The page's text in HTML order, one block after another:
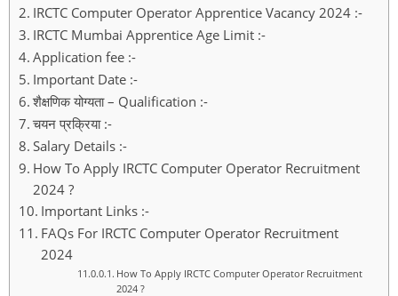
IRCTC Computer Operator Apprentice Vacancy 2024 :-
IRCTC Mumbai Apprentice Age Limit :-
Application fee :-
Important Date :-
शैक्षणिक योग्यता – Qualification :-
चयन प्रक्रिया :-
Salary Details :-
How To Apply IRCTC Computer Operator Recruitment
2024 ?
Important Links :-
FAQs For IRCTC Computer Operator Recruitment
2024
How To Apply IRCTC Computer Operator Recruitment
2024 ?